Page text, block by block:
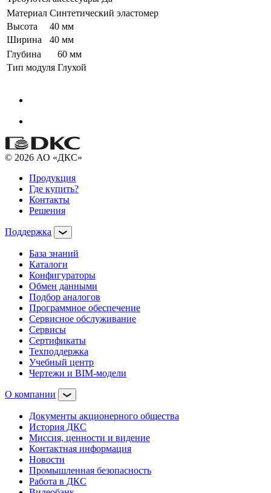
Материал Синтетический эластомер
Высота
40 мм
Ширина
40 мм
Глубина
60 мм
Тип модуля Глухой
© 2026 АО «ДКС»
Продукция
Где купить?
Контакты
Решения
Поддержка
База знаний
Каталоги
Конфигураторы
Обмен данными
Подбор аналогов
Программное обеспечение
Сервисное обслуживание
Сервисы
Сертификаты
Техподдержка
Учебный центр
Чертежи и BIM-модели
О компании
Документы акционерного общества
История ДКС
Миссия, ценности и видение
Контактная информация
Новости
Промышленная безопасность
Работа в ДКС